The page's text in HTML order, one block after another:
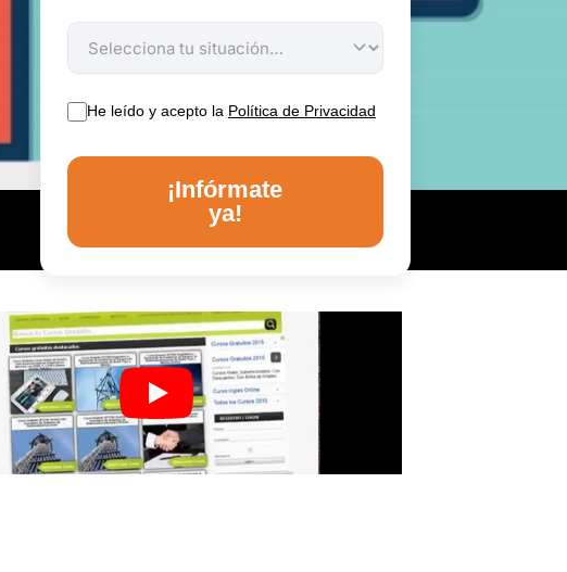
He leído y acepto la Política de Privacidad
¡Infórmate
ya!